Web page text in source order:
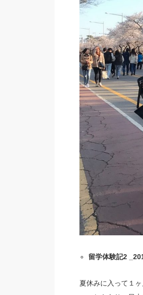
留学体験記2
夏休みに入って１